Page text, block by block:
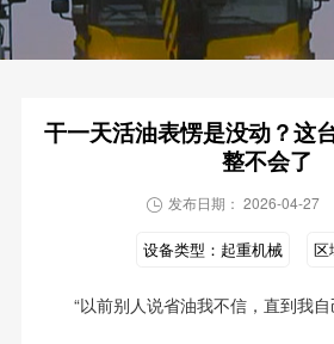
干一天活油表愣是没动？这
整不会了
 发布日期： 2026-04-27
设备类型： 起重机械 区
“以前别人说省油我不信，直到我